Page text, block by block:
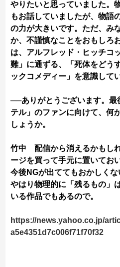
やりたいと思っていました。
もお話していましたが、物語
の力が大きいです。ただ、み
か、不謹慎なことをおもしろ
は、アルフレッド・ヒッチコ
難」に通ずる、「死体をどう
ックコメディー」を意識して
──ありがとうございます。最
テル」のファンに向けて、何
しょうか。
竹中 配信から消えるかもし
ージを買って手元に置いてお
今後NGが出ててもおかしくな
やはり物理的に「残るもの」
いる作品でもあるので。
https://news.yahoo.co.jp/
a5e4351d7c006f71f70f32